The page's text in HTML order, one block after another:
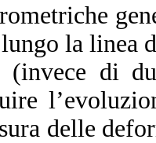
la linea
di
delle